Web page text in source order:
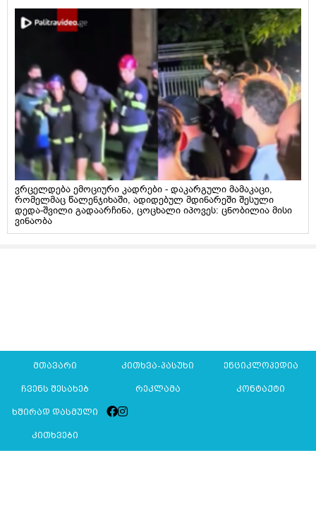
ვრცელდება ემოციური კადრები - დაკარგული მამაკაცი,
რომელმაც წალენჯიხაში, ადიდებულ მდინარეში შესული
დედა-შვილი გადაარჩინა, ცოცხალი იპოვეს: ცნობილია მისი
ვინაობა
მთავარი კითხვა-პასუხი ენციკლოპედია
ჩვენს შესახებ რეკლამა კონტაქტი
ხშირად დასმული
კითხვები